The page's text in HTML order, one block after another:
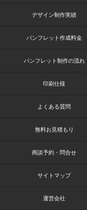
デザイン制作実績
パンフレット作成料金
パンフレット制作の流れ
印刷仕様
よくある質問
無料お見積もり
商談予約・問合せ
サイトマップ
運営会社